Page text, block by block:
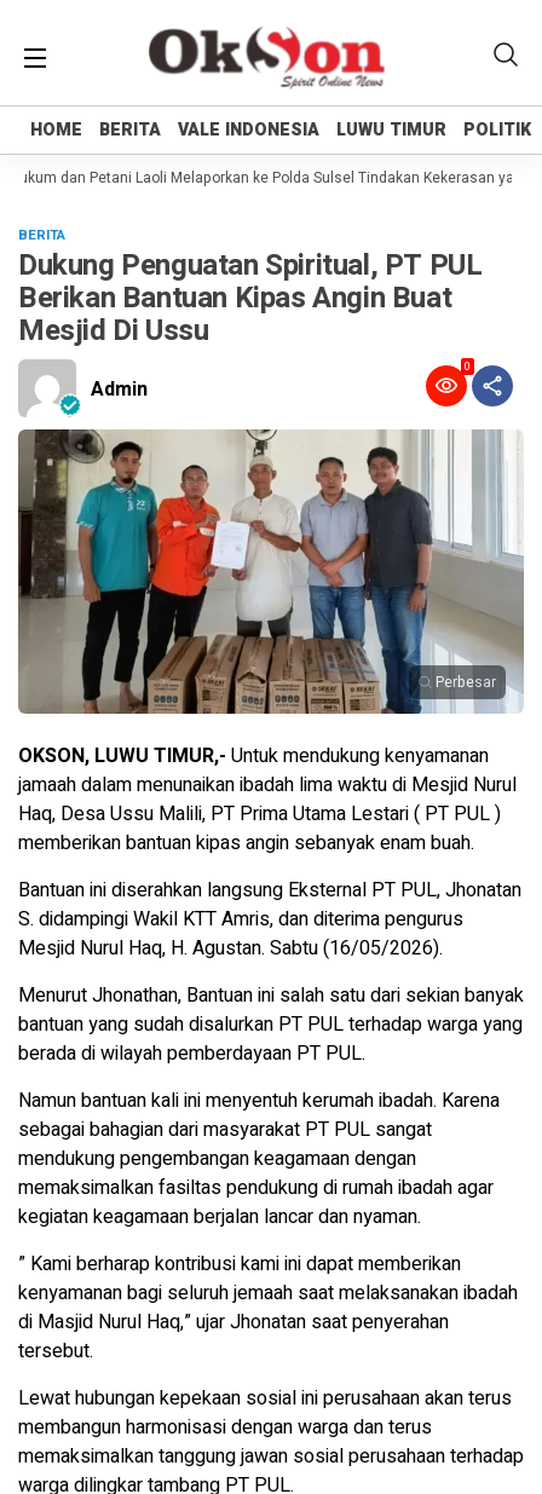
HOME BERITA VALE INDONESIA LUWU TIMUR POLITIK
HOME BERITA VALE INDONESIA LUWU TIMUR POLITIK
dan Petani Laoli Melaporkan ke Polda Sulsel Tindakan Kekerasan yang
BERITA
Dukung Penguatan Spiritual, PT PUL
Berikan Bantuan Kipas Angin Buat
Mesjid Di Ussu
Admin
0
Perbesar
OKSON, LUWU TIMUR,- Untuk mendukung kenyamanan
jamaah dalam menunaikan ibadah lima waktu di Mesjid Nurul
Haq, Desa Ussu Malili, PT Prima Utama Lestari ( PT PUL )
memberikan bantuan kipas angin sebanyak enam buah.
Bantuan ini diserahkan langsung Eksternal PT PUL, Jhonatan
S. didampingi Wakil KTT Amris, dan diterima pengurus
Mesjid Nurul Haq, H. Agustan. Sabtu (16/05/2026).
Menurut Jhonathan, Bantuan ini salah satu dari sekian banyak
bantuan yang sudah disalurkan PT PUL terhadap warga yang
berada di wilayah pemberdayaan PT PUL.
Namun bantuan kali ini menyentuh kerumah ibadah. Karena
sebagai bahagian dari masyarakat PT PUL sangat
mendukung pengembangan keagamaan dengan
memaksimalkan fasiltas pendukung di rumah ibadah agar
kegiatan keagamaan berjalan lancar dan nyaman.
” Kami berharap kontribusi kami ini dapat memberikan
kenyamanan bagi seluruh jemaah saat melaksanakan ibadah
di Masjid Nurul Haq,” ujar Jhonatan saat penyerahan
tersebut.
Lewat hubungan kepekaan sosial ini perusahaan akan terus
membangun harmonisasi dengan warga dan terus
memaksimalkan tanggung jawan sosial perusahaan terhadap
warga dilingkar tambang PT PUL.